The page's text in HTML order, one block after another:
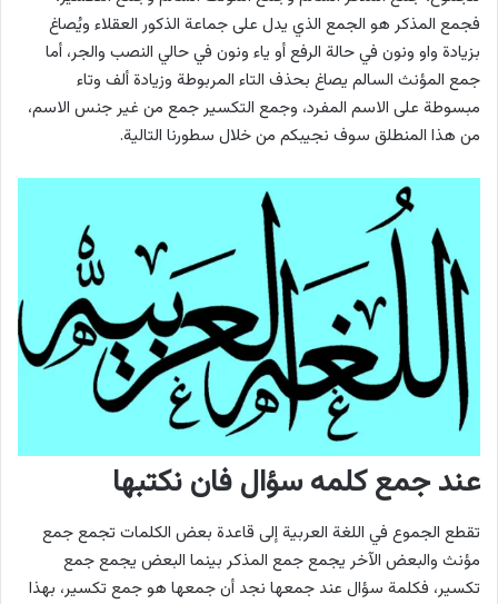
فجمع المذكر هو الجمع الذي يدل على جماعة الذكور العقلاء ويُصاغ
بزيادة واو ونون في حالة الرفع أو ياء ونون في حالي النصب والجر، أما
جمع المؤنث السالم يصاغ بحذف التاء المربوطة وزيادة ألف وتاء
مبسوطة على الاسم المفرد، وجمع التكسير جمع من غير جنس الاسم،
من هذا المنطلق سوف نجيبكم من خلال سطورنا التالية.
عند جمع كلمه سؤال فان نكتبها
تقطع الجموع في اللغة العربية إلى قاعدة بعض الكلمات تجمع جمع
مؤنث والبعض الآخر يجمع جمع المذكر بينما البعض يجمع جمع
تكسير، فكلمة سؤال عند جمعها نجد أن جمعها هو جمع تكسير، بهذا